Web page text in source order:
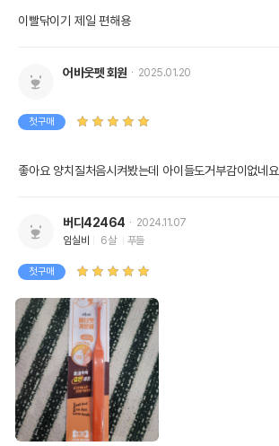
이빨닦이기 제일 편해용
어바웃펫 회원 2025.01.20
첫구매
좋아요 양치질처음시켜봤는데 아이들도거부감이없네요
버디42464
2024.11.07
임실비
6살 푸들
첫구매